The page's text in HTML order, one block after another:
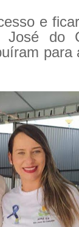
e
José do
para